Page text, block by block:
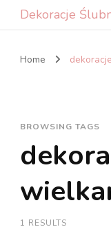
Dekoracje
Home
BROWSING TAGS
1 RESULTS